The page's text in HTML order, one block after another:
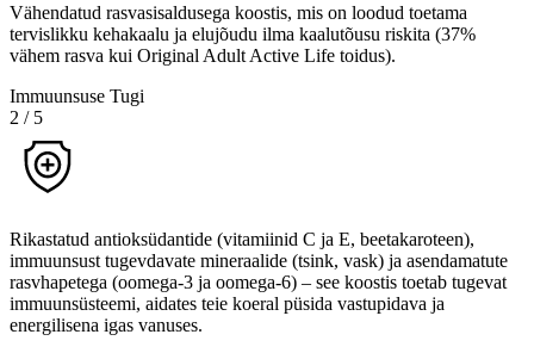
Vähendatud rasvasisaldusega koostis, mis on loodud toetama
tervislikku kehakaalu ja elujõudu ilma kaalutõusu riskita (37%
vähem rasva kui Original Adult Active Life toidus).
Immuunsuse Tugi
2 / 5
Rikastatud antioksüdantide (vitamiinid C ja E, beetakaroteen),
immuunsust tugevdavate mineraalide (tsink, vask) ja asendamatute
rasvhapetega (oomega-3 ja oomega-6) – see koostis toetab tugevat
immuunsüsteemi, aidates teie koeral püsida vastupidava ja
energilisena igas vanuses.